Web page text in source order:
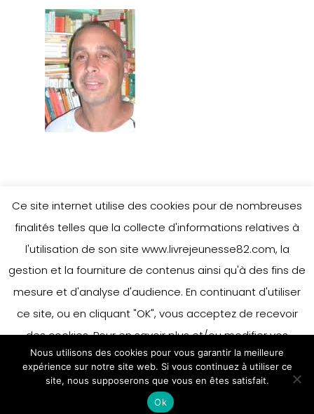
Leave a Reply
You must be logged into post a
comment.
Ce site internet utilise des cookies pour de nombreuses
finalités telles que la collecte d'informations relatives à
l'utilisation de son site www.livrejeunesse82.com, la
gestion et la fourniture de contenus ainsi qu'à des fins de
mesure et d'analyse d'audience. En continuant d'utiliser
ce site, ou en cliquant "OK", vous acceptez de recevoir
des cookies. Pour en savoir plus et/ou modifier vos
préférences en matière de cookies, merci de vous référer
à notre politique sur les cookies.
Accepter
En savoir plus
Nous utilisons des cookies pour vous garantir la meilleure
expérience sur notre site web. Si vous continuez à utiliser ce
site, nous supposerons que vous en êtes satisfait.
Ok